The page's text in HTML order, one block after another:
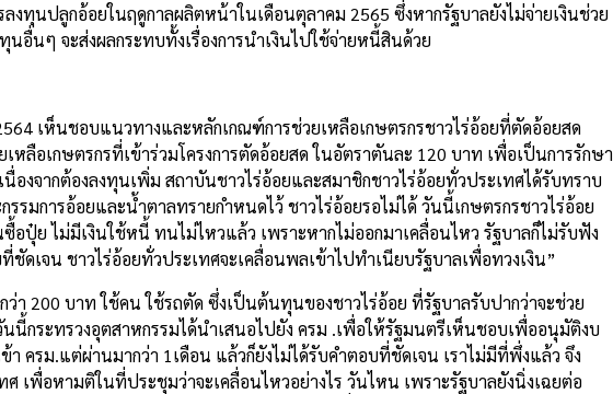
งทุนปลูกอ้อยในฤดูกาลผลิตหน้าในเดือนตุลาคม 2565 ซึ่งหากรัฐบาลยังไม่จ่ายเงินช่วย
อื่นๆ จะส่งผลกระทบทั้งเรื่องการนำเงินไปใช้จ่ายหนี้สินด้วย
เห็นชอบแนวทางและหลักเกณฑ์การช่วยเหลือเกษตรกรชาวไร่อ้อยที่ตัดอ้อยสด
ลือเกษตรกรที่เข้าร่วมโครงการตัดอ้อยสด ในอัตราตันละ 120 บาท เพื่อเป็นการรักษา
องจากต้องลงทุนเพิ่ม สถาบันชาวไร่อ้อยและสมาชิกชาวไร่อ้อยทั่วประเทศได้รับทราบ
มการอ้อยและน้ำตาลทรายกำหนดไว้ ชาวไร่อ้อยรอไม่ได้ วันนี้เกษตรกรชาวไร่อ้อย
อปุ๋ย ไม่มีเงินใช้หนี้ ทนไม่ไหวแล้ว เพราะหากไม่ออกมาเคลื่อนไหว รัฐบาลก็ไม่รับฟัง
ดเจน ชาวไร่อ้อยทั่วประเทศจะเคลื่อนพลเข้าไปทำเนียบรัฐบาลเพื่อทวงเงิน”
า 200 บาท ใช้คน ใช้รถตัด ซึ่งเป็นต้นทุนของชาวไร่อ้อย ที่รัฐบาลรับปากว่าจะช่วย
นี้กระทรวงอุตสาหกรรมได้นำเสนอไปยัง ครม .เพื่อให้รัฐมนตรีเห็นชอบเพื่ออนุมัติงบ
ครม.แต่ผ่านมากว่า 1เดือน แล้วก็ยังไม่ได้รับคำตอบที่ชัดเจน เราไม่มีที่พึ่งแล้ว จึง
เพื่อหามติในที่ประชุมว่าจะเคลื่อนไหวอย่างไร วันไหน เพราะรัฐบาลยังนิ่งเฉยต่อ